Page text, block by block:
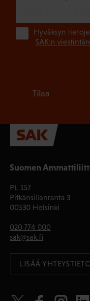
Suomen
PL 157
Pitkänsillanranta 3
00530 Helsinki
020 774 000
sak@sak.fi
LISÄÄ
Hyväksyn
SAK:n
Tilaa